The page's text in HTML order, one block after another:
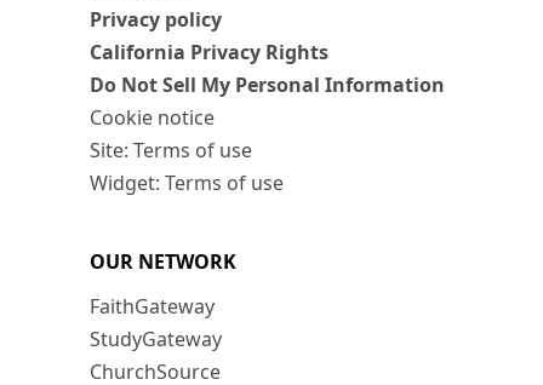
Privacy policy
California Privacy Rights
Do Not Sell My Personal Information
Cookie notice
Site: Terms of use
Widget: Terms of use
OUR NETWORK
FaithGateway
StudyGateway
ChurchSource